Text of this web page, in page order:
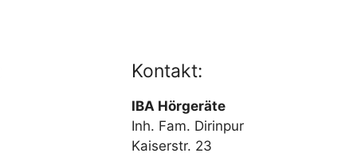
Kontakt:
IBA Hörgeräte
Inh. Fam. Dirinpur
Kaiserstr. 23